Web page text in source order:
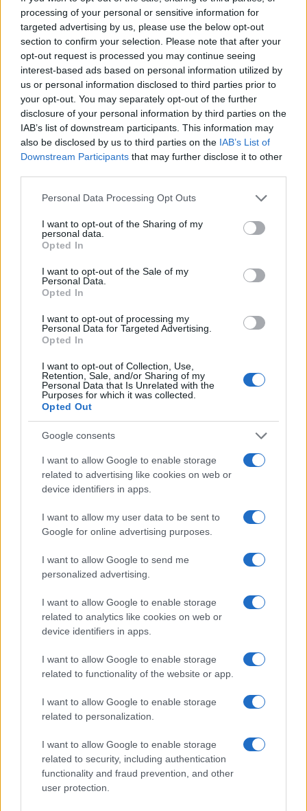
processing of your personal or sensitive information for
targeted advertising by us, please use the below opt-out
section to confirm your selection. Please note that after your
opt-out request is processed you may continue seeing
interest-based ads based on personal information utilized by
us or personal information disclosed to third parties prior to
your opt-out. You may separately opt-out of the further
disclosure of your personal information by third parties on the
IAB’s list of downstream participants. This information may
also be disclosed by us to third parties on the IAB’s List of
Downstream Participants that may further disclose it to other
Please note that this website/app uses one or more Google
not limited to your visit or usage behaviour. You may click to
grant or deny consent to Google and its third-party tags to
use your data for below specified purposes in below Google
consent section.
Personal Data Processing Opt Outs
I want to opt-out of the Sharing of my
personal data.
Opted In
I want to opt-out of the Sale of my
Personal Data.
Opted In
I want to opt-out of processing my
Personal Data for Targeted Advertising.
Opted In
I want to opt-out of Collection, Use,
Retention, Sale, and/or Sharing of my
Personal Data that Is Unrelated with the
Purposes for which it was collected.
Opted Out
Google consents
I want to allow Google to enable storage
related to advertising like cookies on web or
device identifiers in apps.
I want to allow my user data to be sent to
Google for online advertising purposes.
I want to allow Google to send me
personalized advertising.
I want to allow Google to enable storage
related to analytics like cookies on web or
device identifiers in apps.
I want to allow Google to enable storage
related to functionality of the website or app.
I want to allow Google to enable storage
related to personalization.
I want to allow Google to enable storage
related to security, including authentication
functionality and fraud prevention, and other
user protection.
Sigue leyendo
CONSEJOS DE COCINA
de cocina funcional
Lucía Fernández · 3 Ago 2026
CONSEJOS DE COCINA
Trucos de cocina tradicionales para platos deliciosos
y rápidos
CONSEJOS DE COCINA